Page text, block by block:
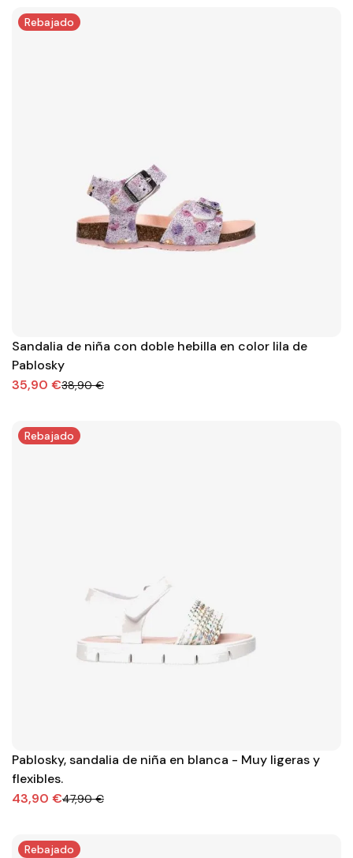
Rebajado
Sandalia de niña con doble hebilla en color lila de
Pablosky
35,90 €38,90 €
Rebajado
Pablosky, sandalia de niña en blanca - Muy ligeras y
flexibles.
43,90 €47,90 €
Rebajado